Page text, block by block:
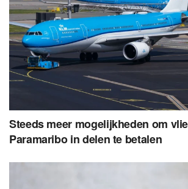
Steeds meer mogelijkheden om
Paramaribo in delen te betalen